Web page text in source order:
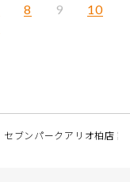
8 9
10
セブンパークアリオ柏店